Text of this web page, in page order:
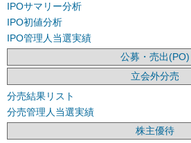
IPOサマリー分析
IPO初値分析
IPO管理人当選実績
公募・売出(PO)
立会外分売
分売結果リスト
分売管理人当選実績
株主優待